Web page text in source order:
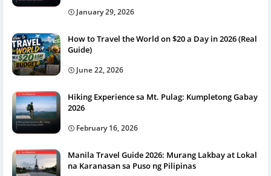
January 29, 2026
How to Travel the World on $20 a Day in 2026 (Real
Guide)
June 22, 2026
Hiking Experience sa Mt. Pulag: Kumpletong Gabay
2026
February 16, 2026
Manila Travel Guide 2026: Murang Lakbay at Lokal
na Karanasan sa Puso ng Pilipinas